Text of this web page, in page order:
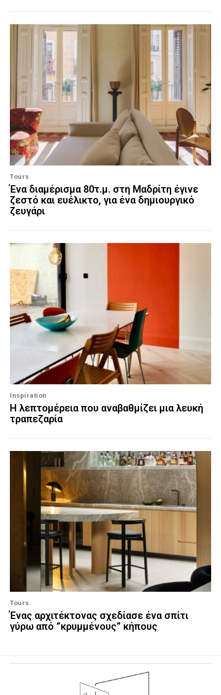
Tours
Ένα διαμέρισμα 80τ.μ. στη Μαδρίτη έγινε
ζεστό και ευέλικτο, για ένα δημιουργικό
ζευγάρι
Inspiration
Η λεπτομέρεια που αναβαθμίζει μια λευκή
τραπεζαρία
Tours
Ένας αρχιτέκτονας σχεδίασε ένα σπίτι
γύρω από ”κρυμμένους” κήπους